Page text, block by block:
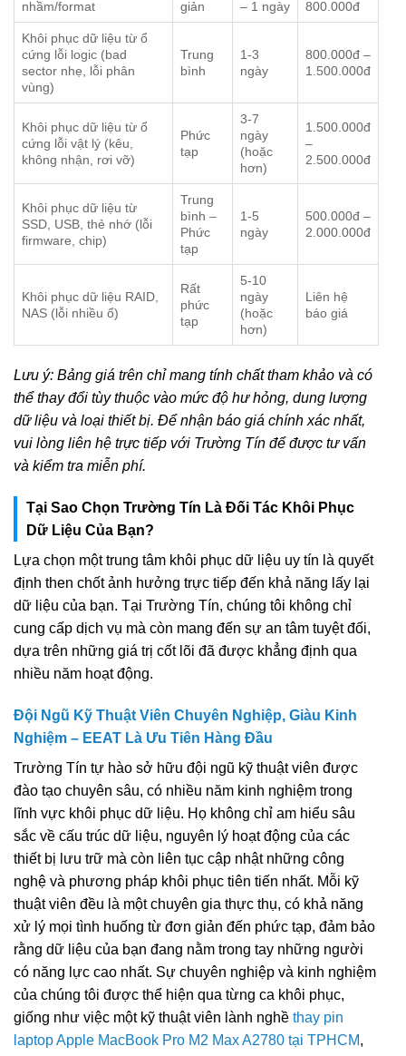
nhầm/format
giản
– 1 ngày
800.000đ
Khôi phục dữ liệu từ ổ
cứng lỗi logic (bad
sector nhẹ, lỗi phân
vùng)
Trung
bình
1-3
ngày
800.000đ –
1.500.000đ
Khôi phục dữ liệu từ ổ
cứng lỗi vật lý (kêu,
không nhận, rơi vỡ)
Phức
tạp
3-7
ngày
(hoặc
hơn)
1.500.000đ
–
2.500.000đ
Khôi phục dữ liệu từ
SSD, USB, thẻ nhớ (lỗi
firmware, chip)
Trung
bình –
Phức
tạp
1-5
ngày
500.000đ –
2.000.000đ
Khôi phục dữ liệu RAID,
NAS (lỗi nhiều ổ)
Rất
phức
tạp
5-10
ngày
(hoặc
hơn)
Liên hệ
báo giá
Lưu ý: Bảng giá trên chỉ mang tính chất tham khảo và có
thể thay đổi tùy thuộc vào mức độ hư hỏng, dung lượng
dữ liệu và loại thiết bị. Để nhận báo giá chính xác nhất,
vui lòng liên hệ trực tiếp với Trường Tín để được tư vấn
và kiểm tra miễn phí.
Tại Sao Chọn Trường Tín Là Đối Tác Khôi Phục
Dữ Liệu Của Bạn?
Lựa chọn một trung tâm khôi phục dữ liệu uy tín là quyết
định then chốt ảnh hưởng trực tiếp đến khả năng lấy lại
dữ liệu của bạn. Tại Trường Tín, chúng tôi không chỉ
cung cấp dịch vụ mà còn mang đến sự an tâm tuyệt đối,
dựa trên những giá trị cốt lõi đã được khẳng định qua
nhiều năm hoạt động.
Đội Ngũ Kỹ Thuật Viên Chuyên Nghiệp, Giàu Kinh
Nghiệm – EEAT Là Ưu Tiên Hàng Đầu
Trường Tín tự hào sở hữu đội ngũ kỹ thuật viên được
đào tạo chuyên sâu, có nhiều năm kinh nghiệm trong
lĩnh vực khôi phục dữ liệu. Họ không chỉ am hiểu sâu
sắc về cấu trúc dữ liệu, nguyên lý hoạt động của các
thiết bị lưu trữ mà còn liên tục cập nhật những công
nghệ và phương pháp khôi phục tiên tiến nhất. Mỗi kỹ
thuật viên đều là một chuyên gia thực thụ, có khả năng
xử lý mọi tình huống từ đơn giản đến phức tạp, đảm bảo
rằng dữ liệu của bạn đang nằm trong tay những người
có năng lực cao nhất. Sự chuyên nghiệp và kinh nghiệm
của chúng tôi được thể hiện qua từng ca khôi phục,
giống như việc một kỹ thuật viên lành nghề thay pin
laptop Apple MacBook Pro M2 Max A2780 tại TPHCM,